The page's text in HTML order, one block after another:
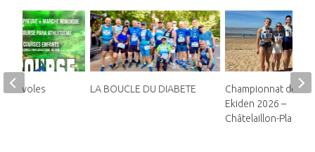
LA BOUCLE DU DIABETE
Championnat de
Ekiden 2026 –
Châtelaillon-Plage